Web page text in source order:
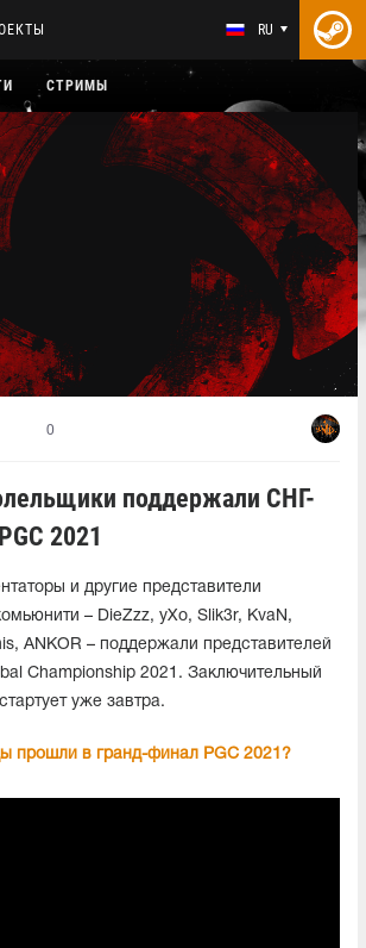
RU
СТРИМЫ
0
поддержали СНГ-
2021
и другие представители
– DieZzz, yXo, Slik3r, KvaN,
ANKOR – поддержали представителей
Championship 2021. Заключительный
уже завтра.
прошли в гранд-финал PGC 2021?